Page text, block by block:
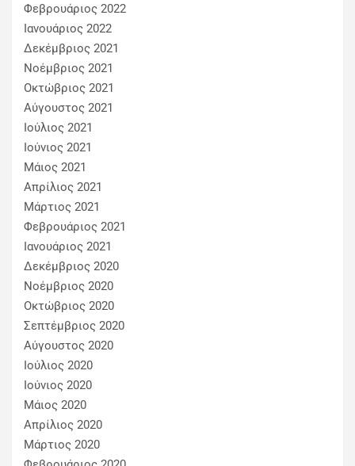
Φεβρουάριος 2022
Ιανουάριος 2022
Δεκέμβριος 2021
Νοέμβριος 2021
Οκτώβριος 2021
Αύγουστος 2021
Ιούλιος 2021
Ιούνιος 2021
Μάιος 2021
Απρίλιος 2021
Μάρτιος 2021
Φεβρουάριος 2021
Ιανουάριος 2021
Δεκέμβριος 2020
Νοέμβριος 2020
Οκτώβριος 2020
Σεπτέμβριος 2020
Αύγουστος 2020
Ιούλιος 2020
Ιούνιος 2020
Μάιος 2020
Απρίλιος 2020
Μάρτιος 2020